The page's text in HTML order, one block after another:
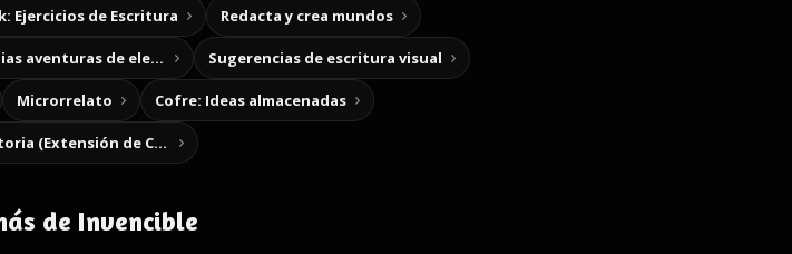
Ejercicios de Escritura Redacta y crea mundos
Crea tus propias aventuras de elección Sugerencias de escritura visual
Microrrelato Cofre: Ideas almacenadas
Notas de historia (Extensión de Chrome)
de Invencible